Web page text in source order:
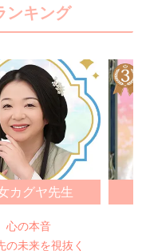
ンキング
カグヤ先生
心の本音
の未来を視抜く